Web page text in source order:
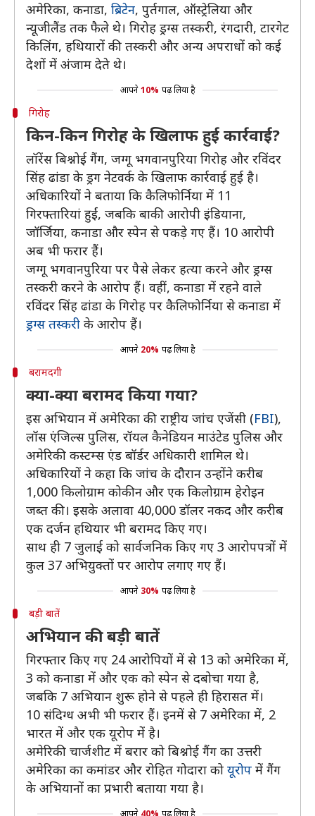
अमेरिका, कनाडा, ब्रिटेन, पुर्तगाल, ऑस्ट्रेलिया और
न्यूजीलैंड तक फैले थे। गिरोह ड्रग्स तस्करी, रंगदारी, टारगेट
किलिंग, हथियारों की तस्करी और अन्य अपराधों को कई
देशों में अंजाम देते थे।
आपने 10% पढ़ लिया है
गिरोह
किन-किन गिरोह के खिलाफ हुई कार्रवाई?
लॉरेंस बिश्नोई गैंग, जग्गू भगवानपुरिया गिरोह और रविंदर
सिंह ढांडा के ड्रग नेटवर्क के खिलाफ कार्रवाई हुई है।
अधिकारियों ने बताया कि कैलिफोर्निया में 11
गिरफ्तारियां हुईं, जबकि बाकी आरोपी इंडियाना,
जॉर्जिया, कनाडा और स्पेन से पकड़े गए हैं। 10 आरोपी
अब भी फरार हैं।
जग्गू भगवानपुरिया पर पैसे लेकर हत्या करने और ड्रग्स
तस्करी करने के आरोप हैं। वहीं, कनाडा में रहने वाले
रविंदर सिंह ढांडा के गिरोह पर कैलिफोर्निया से कनाडा में
ड्रग्स तस्करी के आरोप हैं।
आपने 20% पढ़ लिया है
बरामदगी
क्या-क्या बरामद किया गया?
इस अभियान में अमेरिका की राष्ट्रीय जांच एजेंसी (FBI),
लॉस एंजिल्स पुलिस, रॉयल कैनेडियन माउंटेड पुलिस और
अमेरिकी कस्टम्स एंड बॉर्डर अधिकारी शामिल थे।
अधिकारियों ने कहा कि जांच के दौरान उन्होंने करीब
1,000 किलोग्राम कोकीन और एक किलोग्राम हेरोइन
जब्त की। इसके अलावा 40,000 डॉलर नकद और करीब
एक दर्जन हथियार भी बरामद किए गए।
साथ ही 7 जुलाई को सार्वजनिक किए गए 3 आरोपपत्रों में
कुल 37 अभियुक्तों पर आरोप लगाए गए हैं।
आपने 30% पढ़ लिया है
बड़ी बातें
अभियान की बड़ी बातें
गिरफ्तार किए गए 24 आरोपियों में से 13 को अमेरिका में,
3 को कनाडा में और एक को स्पेन से दबोचा गया है,
जबकि 7 अभियान शुरू होने से पहले ही हिरासत में।
10 संदिग्ध अभी भी फरार हैं। इनमें से 7 अमेरिका में, 2
भारत में और एक यूरोप में है।
अमेरिकी चार्जशीट में बरार को बिश्नोई गैंग का उत्तरी
अमेरिका का कमांडर और रोहित गोदारा को यूरोप में गैंग
के अभियानों का प्रभारी बताया गया है।
आपने 40% पढ़ लिया है